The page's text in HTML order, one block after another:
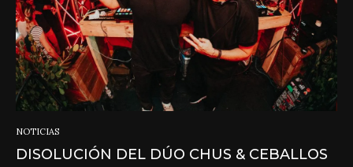
NOTICIAS
DISOLUCIÓN DEL DÚO CHUS & CEBALLOS